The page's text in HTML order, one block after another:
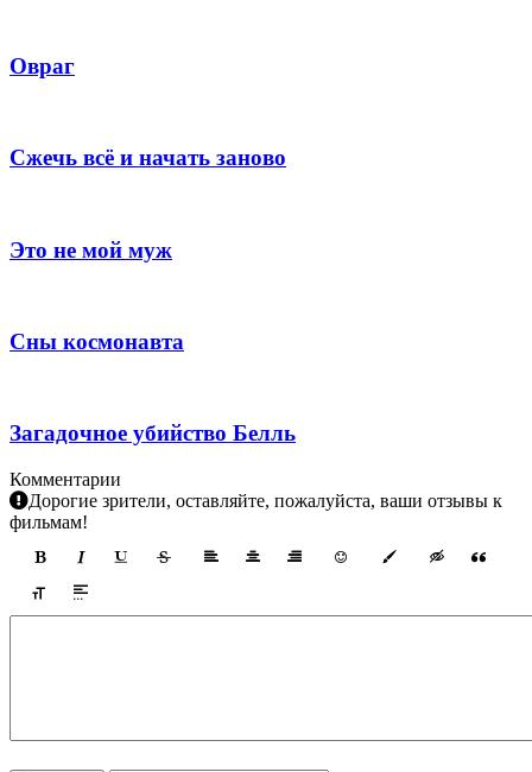
Овраг
Сжечь всё и начать заново
Это не мой муж
Сны космонавта
Загадочное убийство Белль
Комментарии
Дорогие зрители, оставляйте, пожалуйста, ваши отзывы к
фильмам!